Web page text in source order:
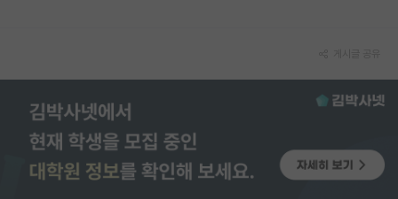
반도체 아카데미
재팬라운지 🌸